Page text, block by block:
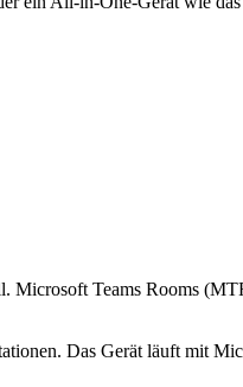
Teams Rooms
Das Gerät läuft mit